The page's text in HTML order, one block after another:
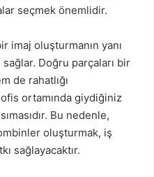
seçmek önemlidir.
imaj oluşturmanın yanı
Doğru parçaları bir
de rahatlığı
ortamında giydiğiniz
Bu nedenle,
oluşturmak, iş
sağlayacaktır.